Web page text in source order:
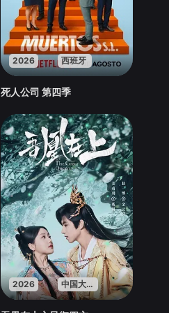
2026 西班牙
死人公司 第四季
2026 中国大陆